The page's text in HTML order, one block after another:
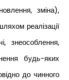
зміна),
реалізації
знеособлення,
будь-яких
до чинного